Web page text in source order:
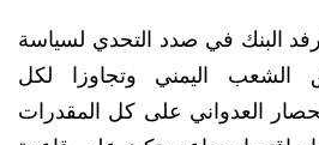
البنك في صدد التحدي لسياسة
الشعب اليمني وتجاوزا لكل
العدواني على كل المقدرات